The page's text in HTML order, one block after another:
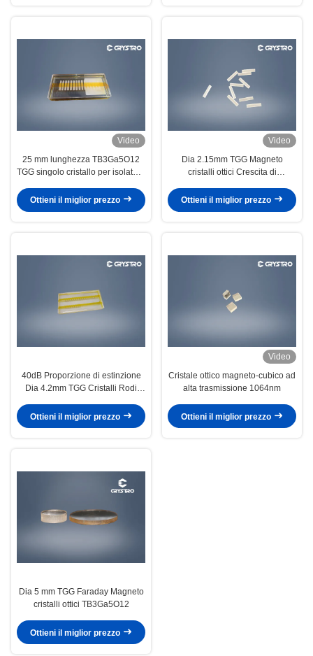
Video
25 mm lunghezza TB3Ga5O12
TGG singolo cristallo per isolatore
Ottieni il miglior prezzo
Video
Dia 2.15mm TGG Magneto
cristalli ottici Crescita di
Ottieni il miglior prezzo
40dB Proporzione di estinzione
Dia 4.2mm TGG Cristalli Rodi
Ottieni il miglior prezzo
Video
Cristale ottico magneto-cubico ad
alta trasmissione 1064nm
Ottieni il miglior prezzo
Dia 5 mm TGG Faraday Magneto
cristalli ottici TB3Ga5O12
Ottieni il miglior prezzo